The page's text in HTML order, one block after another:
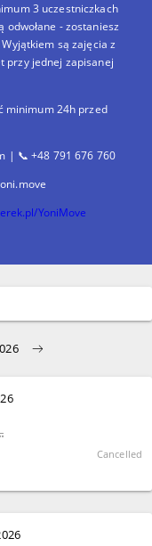
3 uczestniczkach
- zostaniesz
są zajęcia z
przy jednej zapisanej
minimum 24h przed
| 📞 +48 791 676 760
YoniMove
Cancelled
CLOSE